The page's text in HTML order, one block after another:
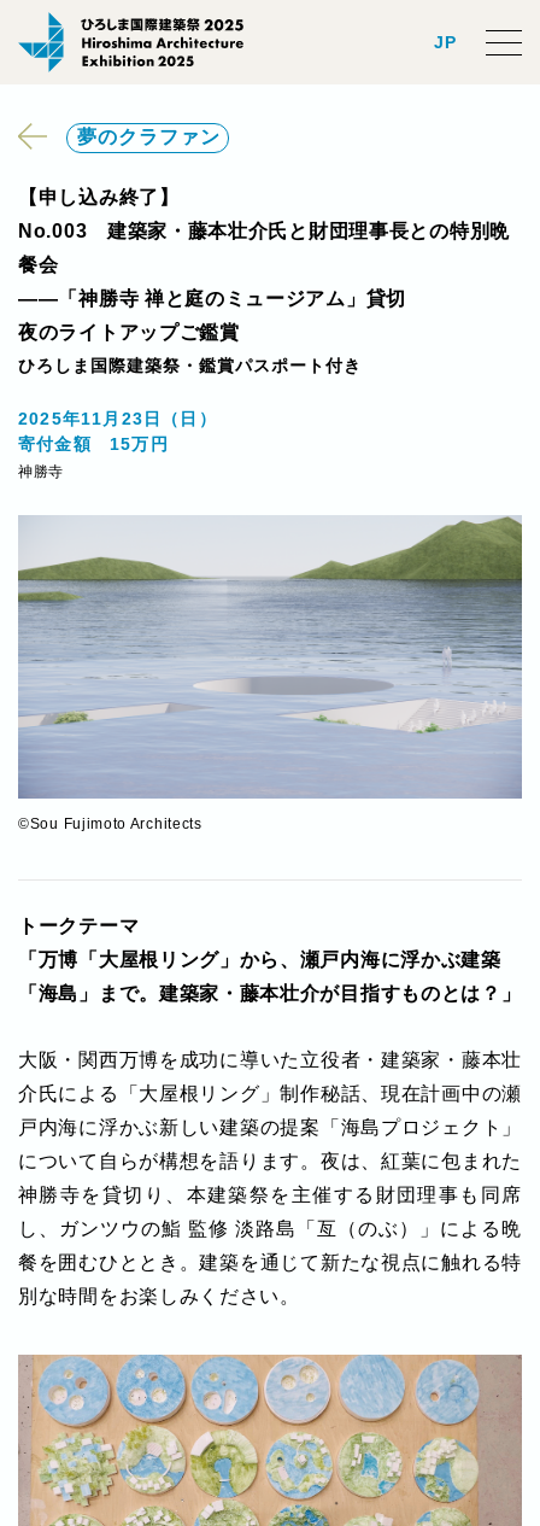
JP
夢のクラファン
【申し込み終了】
No.003 建築家・藤本壮介氏と財団理事長との特別晩
餐会
——「神勝寺 禅と庭のミュージアム」貸切
夜のライトアップご鑑賞
ひろしま国際建築祭・鑑賞パスポート付き
2025年11月23日（日）
寄付金額 15万円
神勝寺
©Sou Fujimoto Architects
トークテーマ
「万博「大屋根リング」から、瀬戸内海に浮かぶ建築
「海島」まで。建築家・藤本壮介が目指すものとは？」
大阪・関西万博を成功に導いた立役者・建築家・藤本壮
介氏による「大屋根リング」制作秘話、現在計画中の瀬
戸内海に浮かぶ新しい建築の提案「海島プロジェクト」
について自らが構想を語ります。夜は、紅葉に包まれた
神勝寺を貸切り、本建築祭を主催する財団理事も同席
し、ガンツウの鮨 監修 淡路島「亙（のぶ）」による晩
餐を囲むひととき。建築を通じて新たな視点に触れる特
別な時間をお楽しみください。